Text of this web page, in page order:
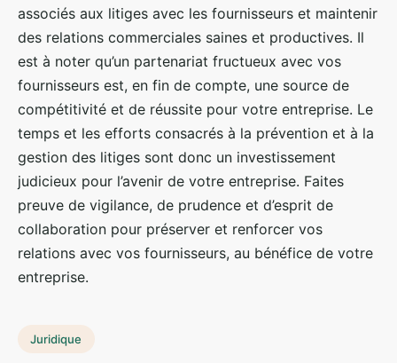
associés aux litiges avec les fournisseurs et maintenir
des relations commerciales saines et productives. Il
est à noter qu’un partenariat fructueux avec vos
fournisseurs est, en fin de compte, une source de
compétitivité et de réussite pour votre entreprise. Le
temps et les efforts consacrés à la prévention et à la
gestion des litiges sont donc un investissement
judicieux pour l’avenir de votre entreprise. Faites
preuve de vigilance, de prudence et d’esprit de
collaboration pour préserver et renforcer vos
relations avec vos fournisseurs, au bénéfice de votre
entreprise.
Juridique